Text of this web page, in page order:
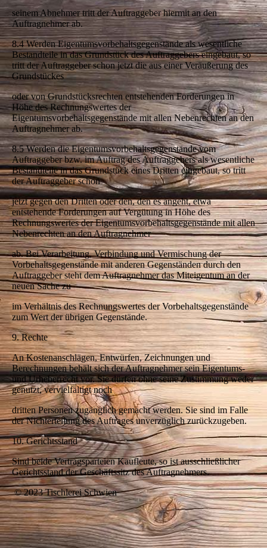
seinem Abnehmer tritt der Auftraggeber hiermit an den
Auftragnehmer ab.
8.4 Werden Eigentumsvorbehaltsgegenstände als wesentliche
Bestandteile in das Grundstück des Auftraggebers eingebaut, so
tritt der Auftraggeber schon jetzt die aus einer Veräußerung des
Grundstückes
oder von Grundstücksrechten entstehenden Forderungen in
Höhe des Rechnungswertes der
Eigentumsvorbehaltsgegenstände mit allen Nebenrechten an den
Auftragnehmer ab.
8.5 Werden die Eigentumsvorbehaltsgegenstände vom
Auftraggeber bzw. im Auftrag des Auftraggebers als wesentliche
Bestandteile in das Grundstück eines Dritten eingebaut, so tritt
der Auftraggeber schon
jetzt gegen den Dritten oder den, den es angeht, etwa
entstehende Forderungen auf Vergütung in Höhe des
Rechnungswertes der Eigentumsvorbehaltsgegenstände mit allen
Nebenrechten an den Auftragnehmer
ab. Bei Verarbeitung, Verbindung und Vermischung der
Vorbehaltsgegenstände mit anderen Gegenständen durch den
Auftraggeber steht dem Auftragnehmer das Miteigentum an der
neuen Sache zu
im Verhältnis des Rechnungswertes der Vorbehaltsgegenstände
zum Wert der übrigen Gegenstände.
9. Rechte
An Kostenanschlägen, Entwürfen, Zeichnungen und
Berechnungen behält sich der Auftragnehmer sein Eigentums-
und Urheberrecht vor. Sie dürfen ohne seine Zustimmung weder
genutzt, vervielfältigt noch
dritten Personen zugänglich gemacht werden. Sie sind im Falle
der Nichterteilung des Auftrages unverzüglich zurückzugeben.
10. Gerichtsstand
Sind beide Vertragsparteien Kaufleute, so ist ausschließlicher
Gerichtsstand der Geschäftssitz des Auftragnehmers.
© 2023 Tischlerei Schwien